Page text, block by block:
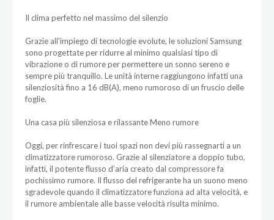
Il clima perfetto nel massimo del silenzio
Grazie all'impiego di tecnologie evolute, le soluzioni Samsung
sono progettate per ridurre al minimo qualsiasi tipo di
vibrazione o di rumore per permettere un sonno sereno e
sempre più tranquillo. Le unità interne raggiungono infatti una
silenziosità fino a 16 dB(A), meno rumoroso di un fruscio delle
foglie.
Una casa più silenziosa e rilassante Meno rumore
Oggi, per rinfrescare i tuoi spazi non devi più rassegnarti a un
climatizzatore rumoroso. Grazie al silenziatore a doppio tubo,
infatti, il potente flusso d’aria creato dal compressore fa
pochissimo rumore. Il flusso del refrigerante ha un suono meno
sgradevole quando il climatizzatore funziona ad alta velocità, e
il rumore ambientale alle basse velocità risulta minimo.